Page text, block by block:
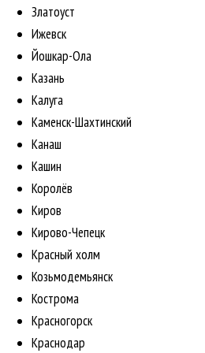
Златоуст
Ижевск
Йошкар-Ола
Казань
Калуга
Каменск-Шахтинский
Канаш
Кашин
Королёв
Киров
Кирово-Чепецк
Красный холм
Козьмодемьянск
Кострома
Красногорск
Краснодар